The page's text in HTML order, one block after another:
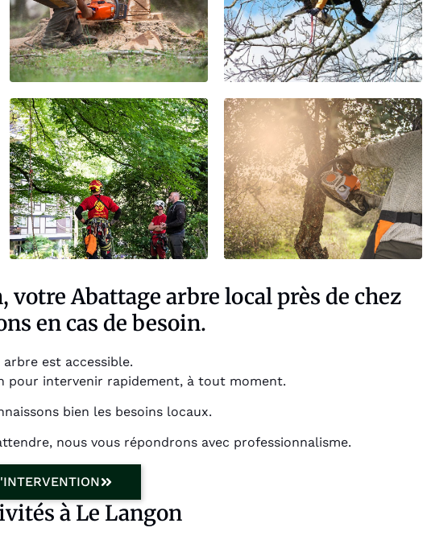
votre Abattage arbre local près de chez
en cas de besoin.
est accessible.
pour intervenir rapidement, à tout moment.
bien les besoins locaux.
nous vous répondrons avec professionnalisme.
à Le Langon